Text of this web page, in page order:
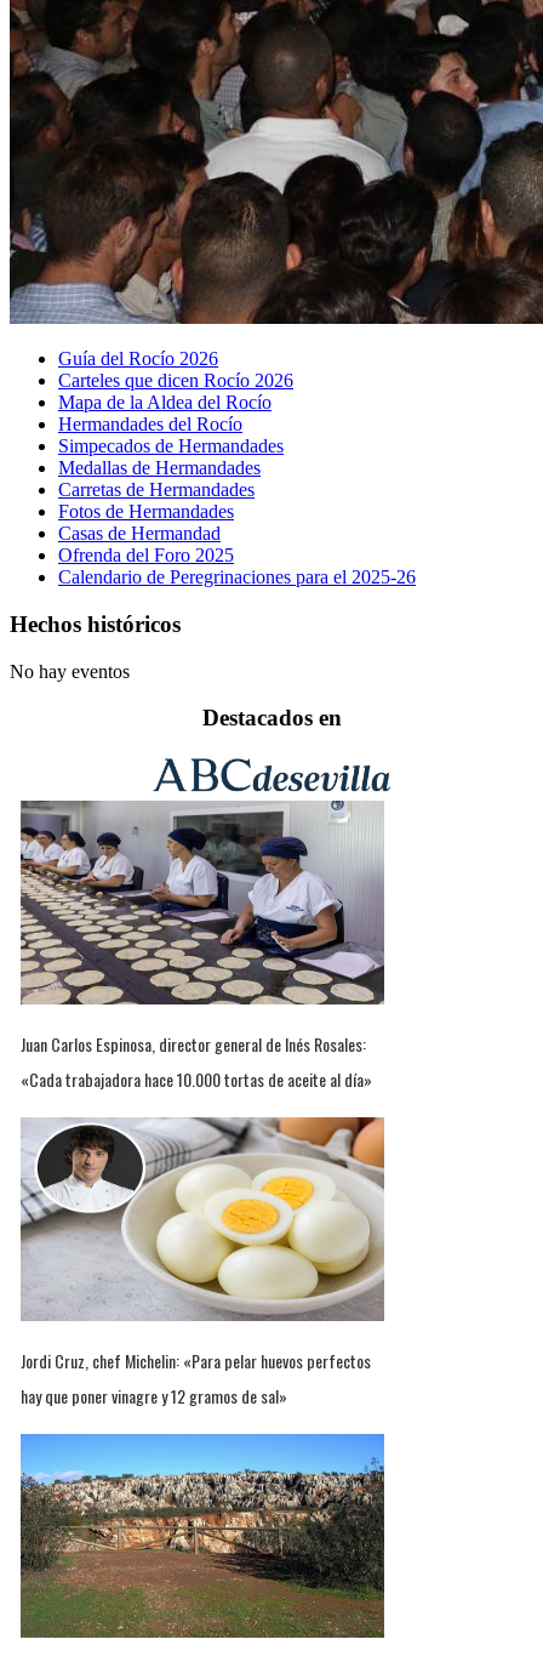
Guía del Rocío 2026
Carteles que dicen Rocío 2026
Mapa de la Aldea del Rocío
Hermandades del Rocío
Simpecados de Hermandades
Medallas de Hermandades
Carretas de Hermandades
Fotos de Hermandades
Casas de Hermandad
Ofrenda del Foro 2025
Calendario de Peregrinaciones para el 2025-26
Hechos históricos
No hay eventos
Destacados en
Juan Carlos Espinosa, director general de Inés Rosales:
«Cada trabajadora hace 10.000 tortas de aceite al día»
Jordi Cruz, chef Michelin: «Para pelar huevos perfectos
hay que poner vinagre y 12 gramos de sal»